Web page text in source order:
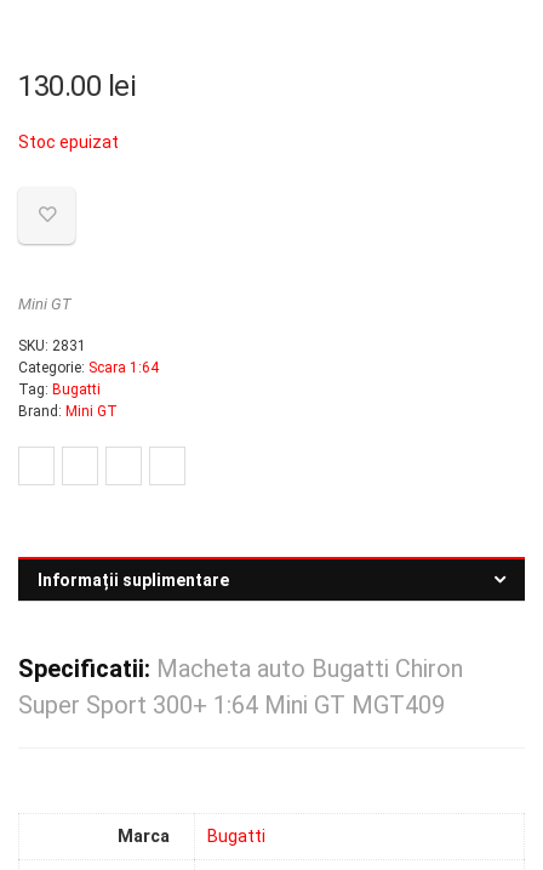
130.00 lei
Stoc epuizat
Mini GT
SKU: 2831
Categorie: Scara 1:64
Tag: Bugatti
Brand: Mini GT
Informații suplimentare
Specificatii: Macheta auto Bugatti Chiron
Super Sport 300+ 1:64 Mini GT MGT409
Marca Bugatti